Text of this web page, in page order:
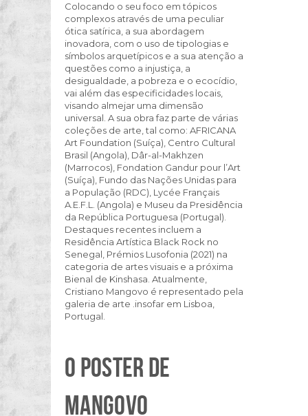
Colocando o seu foco em tópicos
complexos através de uma peculiar
ótica satírica, a sua abordagem
inovadora, com o uso de tipologias e
símbolos arquetípicos e a sua atenção a
questões como a injustiça, a
desigualdade, a pobreza e o ecocídio,
vai além das especificidades locais,
visando almejar uma dimensão
universal. A sua obra faz parte de várias
coleções de arte, tal como: AFRICANA
Art Foundation (Suíça), Centro Cultural
Brasil (Angola), Dâr-al-Makhzen
(Marrocos), Fondation Gandur pour l’Art
(Suíça), Fundo das Nações Unidas para
a População (RDC), Lycée Français
A.E.F.L. (Angola) e Museu da Presidência
da República Portuguesa (Portugal).
Destaques recentes incluem a
Residência Artística Black Rock no
Senegal, Prémios Lusofonia (2021) na
categoria de artes visuais e a próxima
Bienal de Kinshasa. Atualmente,
Cristiano Mangovo é representado pela
galeria de arte .insofar em Lisboa,
Portugal.
O POSTER DE
MANGOVO